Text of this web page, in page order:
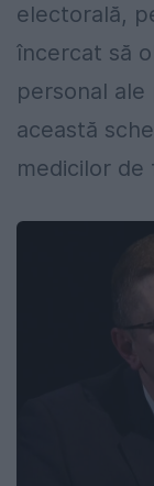
electorală,
încercat să
personal ale
această
medicilor de